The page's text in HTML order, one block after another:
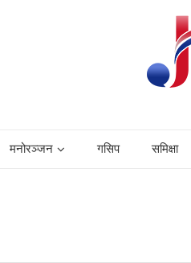
मनोरञ्जन गसिप समिक्षा